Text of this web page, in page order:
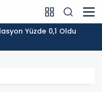
Yüzde 0,1 Oldu